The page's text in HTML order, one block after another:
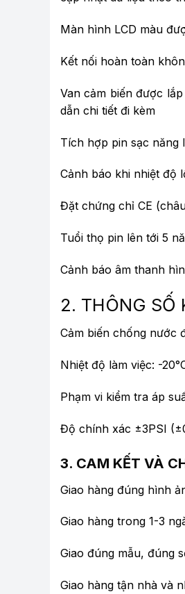
Màn hình LCD màu
Kết nối hoàn toàn
Van cảm biến được
dẫn chi tiết đi kèm
Tích hợp pin sạc năng
Cảnh báo khi nhiệt độ
Đặt chứng chỉ CE
Tuổi thọ pin lên tới 5
Cảnh báo âm thanh
2. THÔNG SỐ
Cảm biến chống nước
Nhiệt độ làm việc: -
Phạm vi kiểm tra áp
Độ chính xác ±3PSI
3. CAM KẾT VÀ
Giao hàng đúng hình
Giao hàng trong 1-3
Giao đúng mẫu, đúng
Giao hàng tận nhà và